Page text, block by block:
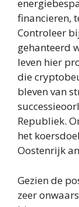
financieren,
Controleer
gehanteerd
leven hier
die
bleven van
Republiek.
het
Oostenrijk
Gezien de
zeer